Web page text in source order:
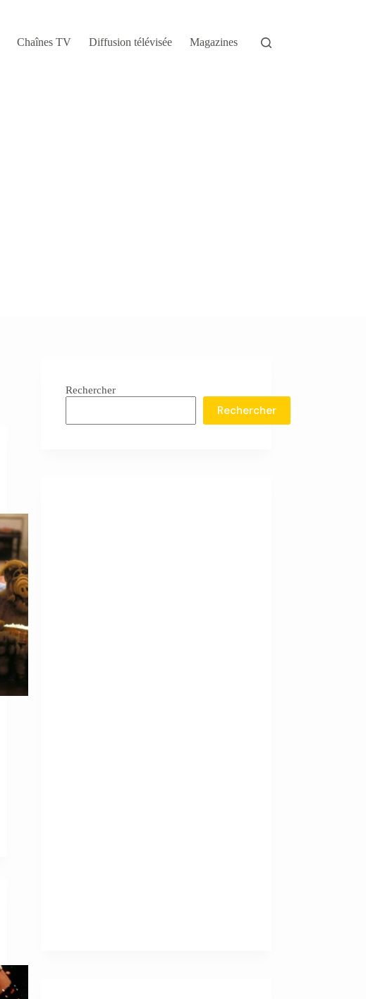
Chaînes TV Diffusion télévisée Magazines
Rechercher
Rechercher